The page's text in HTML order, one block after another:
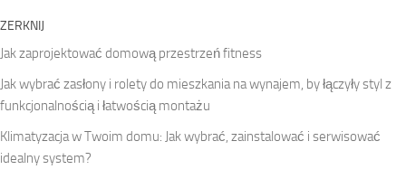
ZERKNIJ
Jak zaprojektować domową przestrzeń fitness
Jak wybrać zasłony i rolety do mieszkania na wynajem, by łączyły styl z
funkcjonalnością i łatwością montażu
Klimatyzacja w Twoim domu: Jak wybrać, zainstalować i serwisować
idealny system?